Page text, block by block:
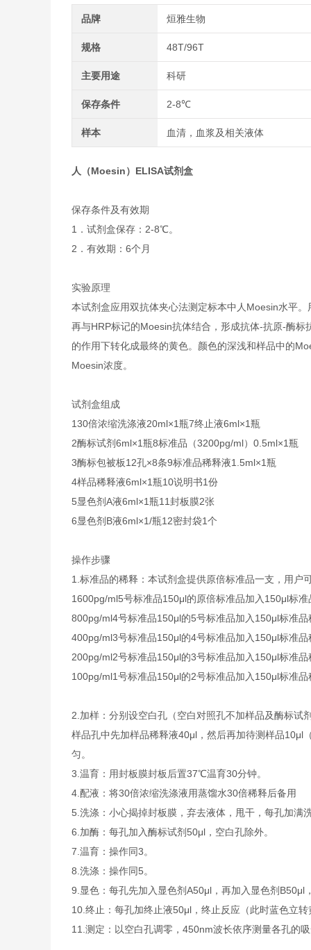
品牌 烜雅生物
规格 48T/96T
主要用途 科研
保存条件 2-8℃
样本 血清，血浆及相关液体
人（Moesin）ELISA试剂盒
保存条件及有效期
1．试剂盒保存：2-8℃。
2．有效期：6个月
实验原理
本试剂盒应用双抗体夹心法测定标本中人Moesin水平
再与HRP标记的Moesin抗体结合，形成抗体-抗原-酶
的作用下转化成最终的黄色。颜色的深浅和样品中的
Moesin浓度。
试剂盒组成
130倍浓缩洗涤液20ml×1瓶7终止液6ml×1瓶
2酶标试剂6ml×1瓶8标准品（3200pg/ml） 0.5ml×1瓶
3酶标包被板12孔×8条9标准品稀释液1.5ml×1瓶
4样品稀释液6ml×1瓶10说明书1份
5显色剂A液6ml×1瓶11封板膜2张
6显色剂B液6ml×1/瓶12密封袋1个
操作步骤
1.标准品的稀释：本试剂盒提供原倍标准品一支，用户
1600pg/ml5号标准品150μl的原倍标准品加入150μl标准
800pg/ml4号标准品150μl的5号标准品加入150μl标准品
400pg/ml3号标准品150μl的4号标准品加入150μl标准品
200pg/ml2号标准品150μl的3号标准品加入150μl标准品
100pg/ml1号标准品150μl的2号标准品加入150μl标准品
2.加样：分别设空白孔（空白对照孔不加样品及酶标试
样品孔中先加样品稀释液40μl，然后再加待测样品10μl
匀。
3.温育：用封板膜封板后置37℃温育30分钟。
4.配液：将30倍浓缩洗涤液用蒸馏水30倍稀释后备用
5.洗涤：小心揭掉封板膜，弃去液体，甩干，每孔加满
6.加酶：每孔加入酶标试剂50μl，空白孔除外。
7.温育：操作同3。
8.洗涤：操作同5。
9.显色：每孔先加入显色剂A50μl，再加入显色剂
10.终止：每孔加终止液50μl，终止反应（此时蓝色立转
11.测定：以空白孔调零，450nm波长依序测量各孔的